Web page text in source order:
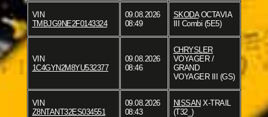
VIN
TMBJG9NE2F0143324
09.08.2026
08:49
SKODAOCTAVIA
III Combi (5E5)
VIN
1C4GYN2M8YU532377
09.08.2026
08:46
CHRYSLER
VOYAGER /
GRAND
VOYAGER III (GS)
VIN
Z8NTANT32ES034551
09.08.2026
08:43
NISSAN X-TRAIL
(T32_)